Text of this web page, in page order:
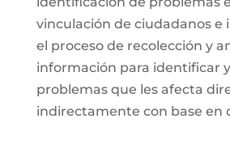
vinculación de ciudadanos e
el proceso de recolección y
información para identificar
problemas que les afecta
indirectamente con base en